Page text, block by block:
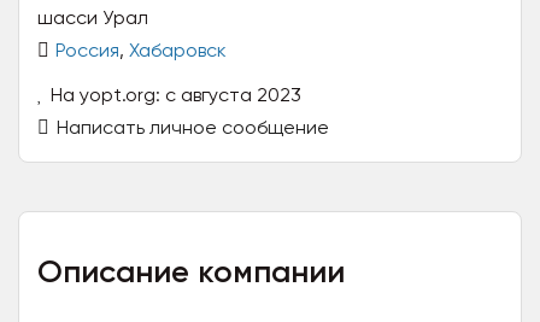
шасси Урал
Россия, Хабаровск
На yopt.org: с августа 2023
Написать личное сообщение
Описание компании